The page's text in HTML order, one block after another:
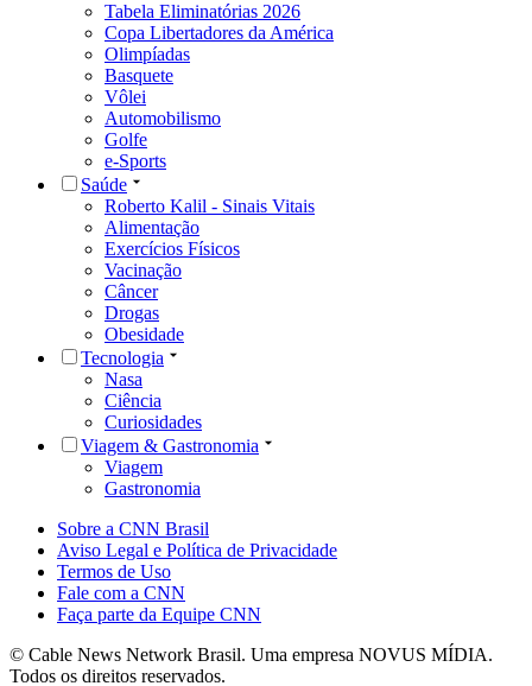
Tabela Eliminatórias 2026
Copa Libertadores da América
Olimpíadas
Basquete
Vôlei
Automobilismo
Golfe
e-Sports
Saúde
Roberto Kalil - Sinais Vitais
Alimentação
Exercícios Físicos
Vacinação
Câncer
Drogas
Obesidade
Tecnologia
Nasa
Ciência
Curiosidades
Viagem & Gastronomia
Viagem
Gastronomia
Sobre a CNN Brasil
Aviso Legal e Política de Privacidade
Termos de Uso
Fale com a CNN
Faça parte da Equipe CNN
© Cable News Network Brasil. Uma empresa NOVUS MÍDIA.
Todos os direitos reservados.